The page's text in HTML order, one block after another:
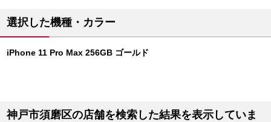
選択した機種・カラー
iPhone 11 Pro Max 256GB ゴールド
神戸市須磨区の店舗を検索した結果を表示していま